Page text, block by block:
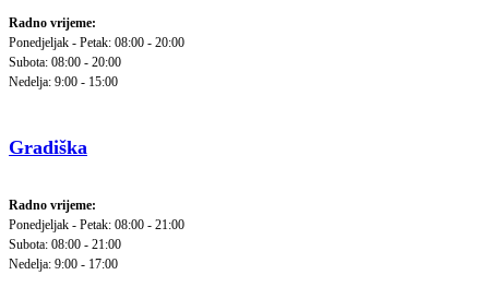
Radno vrijeme:
Ponedjeljak - Petak: 08:00 - 20:00
Subota: 08:00 - 20:00
Nedelja: 9:00 - 15:00
Gradiška
Radno vrijeme:
Ponedjeljak - Petak: 08:00 - 21:00
Subota: 08:00 - 21:00
Nedelja: 9:00 - 17:00